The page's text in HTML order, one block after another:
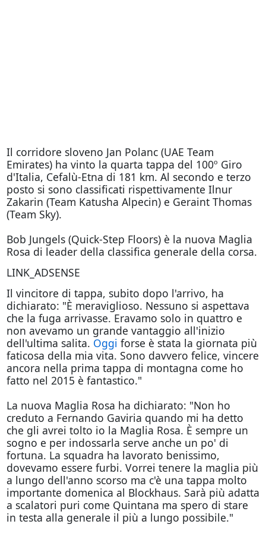
Il corridore sloveno Jan Polanc (UAE Team
Emirates) ha vinto la quarta tappa del 100º Giro
d'Italia, Cefalù-Etna di 181 km. Al secondo e terzo
posto si sono classificati rispettivamente Ilnur
Zakarin (Team Katusha Alpecin) e Geraint Thomas
(Team Sky).
Bob Jungels (Quick-Step Floors) è la nuova Maglia
Rosa di leader della classifica generale della corsa.
LINK_ADSENSE
Il vincitore di tappa, subito dopo l'arrivo, ha
dichiarato: "È meraviglioso. Nessuno si aspettava
che la fuga arrivasse. Eravamo solo in quattro e
non avevamo un grande vantaggio all'inizio
dell'ultima salita. Oggi forse è stata la giornata più
faticosa della mia vita. Sono davvero felice, vincere
ancora nella prima tappa di montagna come ho
fatto nel 2015 è fantastico."
La nuova Maglia Rosa ha dichiarato: "Non ho
creduto a Fernando Gaviria quando mi ha detto
che gli avrei tolto io la Maglia Rosa. È sempre un
sogno e per indossarla serve anche un po' di
fortuna. La squadra ha lavorato benissimo,
dovevamo essere furbi. Vorrei tenere la maglia più
a lungo dell'anno scorso ma c'è una tappa molto
importante domenica al Blockhaus. Sarà più adatta
a scalatori puri come Quintana ma spero di stare
in testa alla generale il più a lungo possibile."